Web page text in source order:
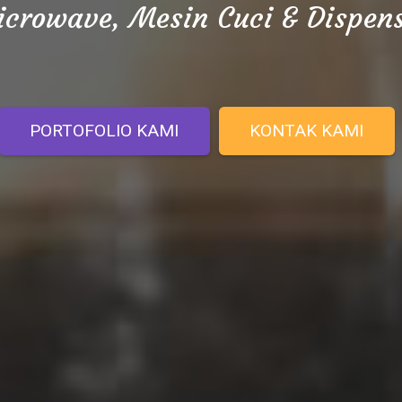
Mesin Cuci &
PORTOFOLIO KAMI KONTAK KAMI